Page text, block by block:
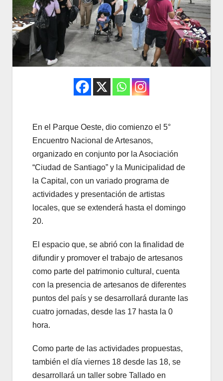
En el Parque Oeste, dio comienzo el 5°
Encuentro Nacional de Artesanos,
organizado en conjunto por la Asociación
“Ciudad de Santiago” y la Municipalidad de
la Capital, con un variado programa de
actividades y presentación de artistas
locales, que se extenderá hasta el domingo
20.
El espacio que, se abrió con la finalidad de
difundir y promover el trabajo de artesanos
como parte del patrimonio cultural, cuenta
con la presencia de artesanos de diferentes
puntos del país y se desarrollará durante las
cuatro jornadas, desde las 17 hasta la 0
hora.
Como parte de las actividades propuestas,
también el día viernes 18 desde las 18, se
desarrollará un taller sobre Tallado en